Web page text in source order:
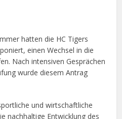
hatten die HC Tigers
einen Wechsel in die
Nach intensiven Gesprächen
wurde diesem Antrag
und wirtschaftliche
nachhaltige Entwicklung des